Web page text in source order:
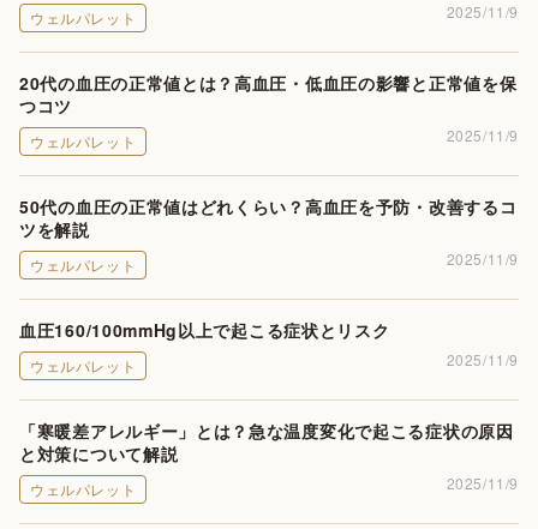
ウェルパレット 2025/11/9
20代の血圧の正常値とは？高血圧・低血圧の影響と正常値を保
つコツ
ウェルパレット 2025/11/9
50代の血圧の正常値はどれくらい？高血圧を予防・改善するコ
ツを解説
ウェルパレット 2025/11/9
血圧160/100mmHg以上で起こる症状とリスク
ウェルパレット 2025/11/9
「寒暖差アレルギー」とは？急な温度変化で起こる症状の原因
と対策について解説
ウェルパレット 2025/11/9